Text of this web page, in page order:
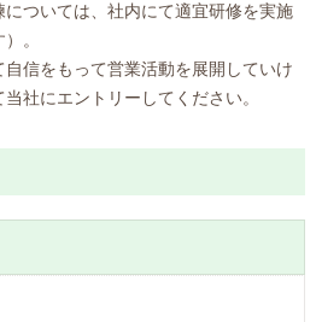
ついては、社内にて適宜研修を実施
。
信をもって営業活動を展開していけ
社にエントリーしてください。